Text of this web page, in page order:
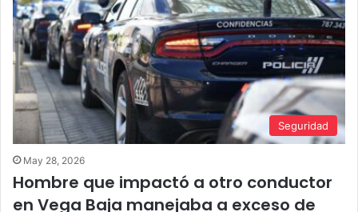
Seguridad
May 28, 2026
Hombre que impactó a otro conductor
en Vega Baja manejaba a exceso de